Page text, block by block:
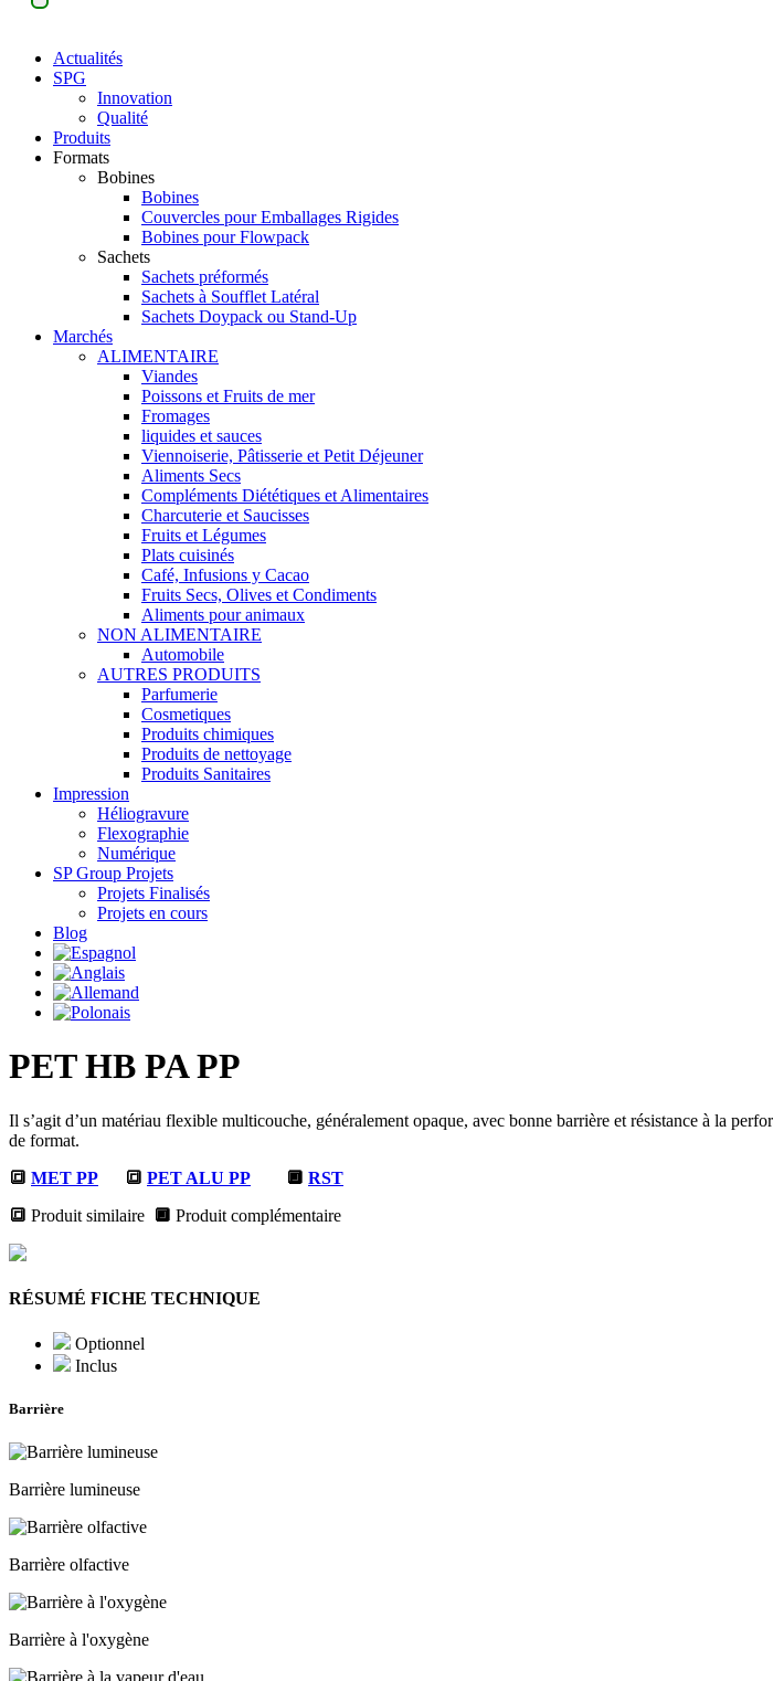
Actualités
SPG
Innovation
Qualité
Produits
Formats
Bobines
Bobines
Couvercles pour Emballages Rigides
Bobines pour Flowpack
Sachets
Sachets préformés
Sachets à Soufflet Latéral
Sachets Doypack ou Stand-Up
Marchés
ALIMENTAIRE
Viandes
Poissons et Fruits de mer
Fromages
liquides et sauces
Viennoiserie, Pâtisserie et Petit Déjeuner
Aliments Secs
Compléments Diététiques et Alimentaires
Charcuterie et Saucisses
Fruits et Légumes
Plats cuisinés
Café, Infusions y Cacao
Fruits Secs, Olives et Condiments
Aliments pour animaux
NON ALIMENTAIRE
Automobile
AUTRES PRODUITS
Parfumerie
Cosmetiques
Produits chimiques
Produits de nettoyage
Produits Sanitaires
Impression
Héliogravure
Flexographie
Numérique
SP Group Projets
Projets Finalisés
Projets en cours
Blog
PET HB PA PP
Il s’agit d’un matériau flexible multicouche, généralement opaque, avec bonne barrière et résistance à la
de format.
🔳 MET PP 🔳 PET ALU PP 🔲 RST
🔳 Produit similaire 🔲 Produit complémentaire
RÉSUMÉ FICHE TECHNIQUE
Optionnel
Inclus
Barrière
Barrière lumineuse
Barrière olfactive
Barrière à l'oxygène